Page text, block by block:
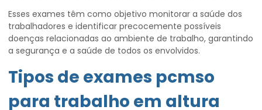
Esses exames têm como objetivo monitorar a saúde dos
trabalhadores e identificar precocemente possíveis
doenças relacionadas ao ambiente de trabalho, garantindo
a segurança e a saúde de todos os envolvidos.
Tipos de exames pcmso
para trabalho em altura